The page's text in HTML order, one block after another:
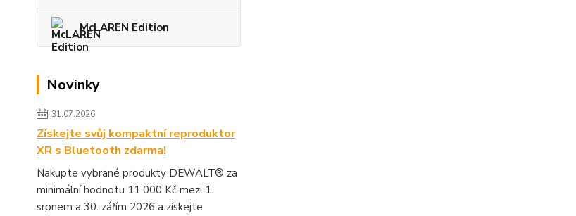
McLAREN Edition
Novinky
31.07.2026
Získejte svůj kompaktní reproduktor
XR s Bluetooth zdarma!
Nakupte vybrané produkty DEWALT® za
minimální hodnotu 11 000 Kč mezi 1.
srpnem a 30. zářím 2026 a získejte